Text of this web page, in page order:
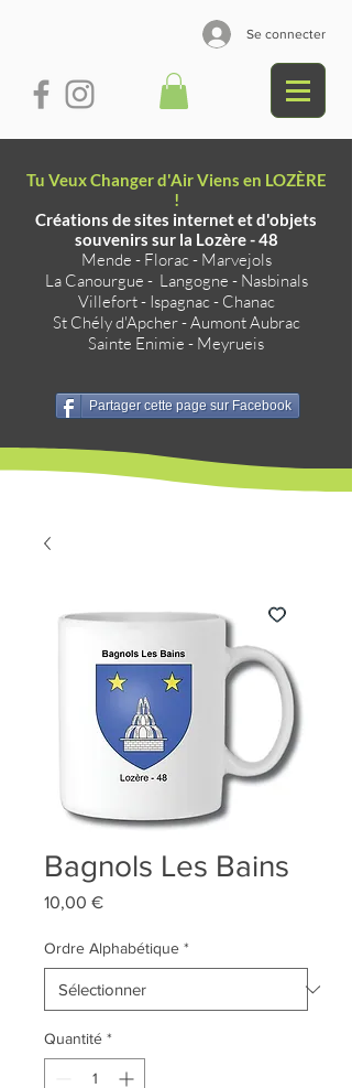
Se connecter
Tu Veux Changer d'Air Viens en LOZÈRE
!
Créations de sites internet et d'objets
souvenirs sur la Lozère - 48
Mende - Florac- Marvejols
La Canourgue - Langogne - Nasbinals
Villefort- Ispagnac- Chanac
St Chély d'Apcher-Aumont Aubrac
Sainte Enimie - Meyrueis
Partager cette page sur Facebook
Bagnols Les Bains
10,00 €Prix
Ordre Alphabétique *
Quantité *